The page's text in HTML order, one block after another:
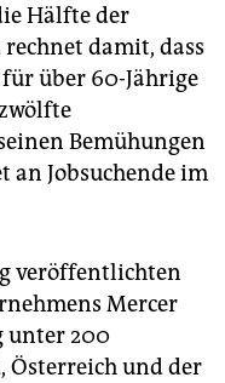
Hälfte der
damit, dass
über 60-Jährige
Bemühungen
an Jobsuchende im
veröffentlichten
Mercer
unter 200
Österreich und der